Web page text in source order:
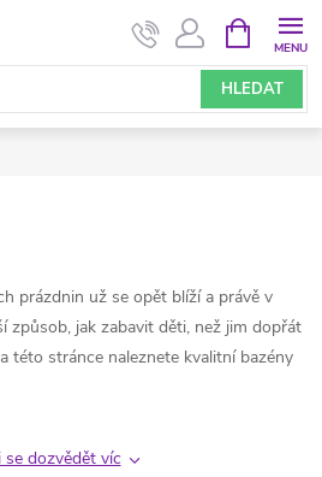
HLEDAT
NÁKUPNÍ
KOŠÍK
prázdnin už se opět blíží a právě v
způsob, jak zabavit děti, než jim dopřát
této stránce naleznete kvalitní bazény
se dozvědět víc